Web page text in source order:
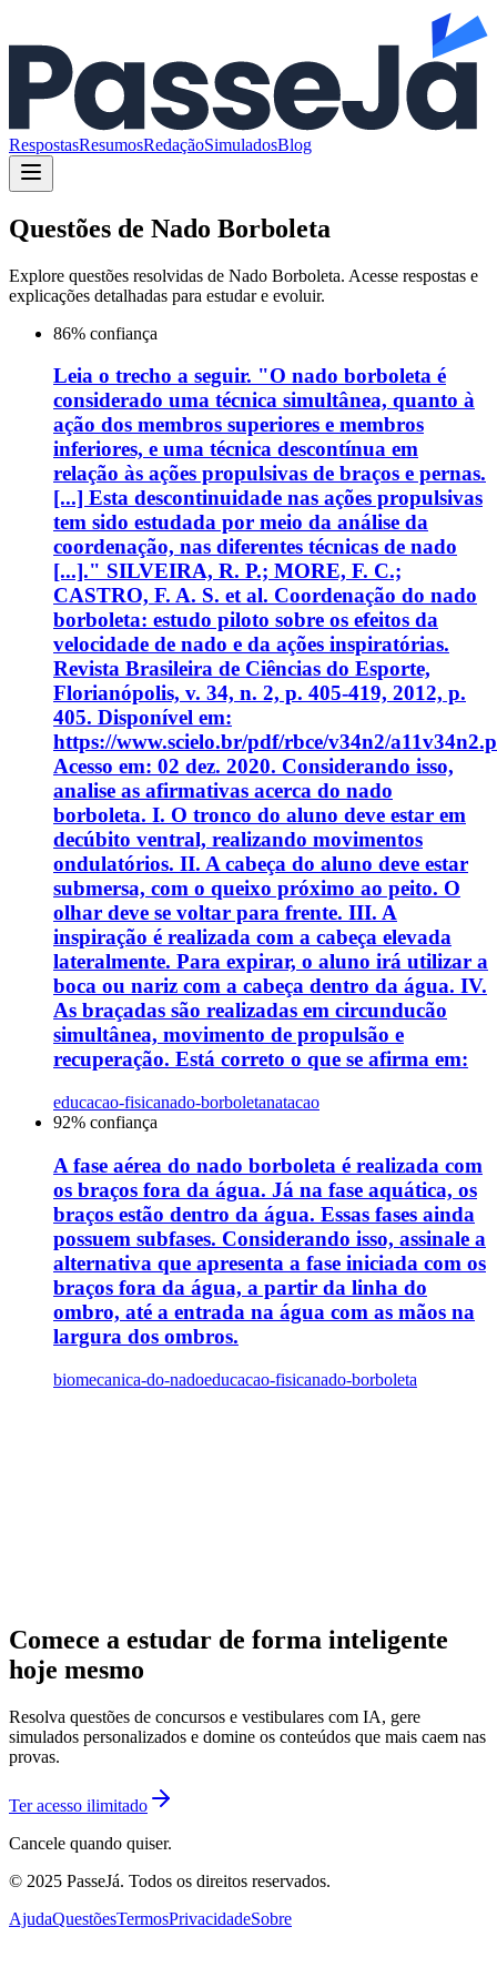
RespostasResumosRedaçãoSimuladosBlog
Questões de Nado Borboleta
Explore questões resolvidas de Nado Borboleta. Acesse respostas e
explicações detalhadas para estudar e evoluir.
86% confiança
Leia o trecho a seguir. "O nado borboleta é
considerado uma técnica simultânea, quanto à
ação dos membros superiores e membros
inferiores, e uma técnica descontínua em
relação às ações propulsivas de braços e pernas.
[...] Esta descontinuidade nas ações propulsivas
tem sido estudada por meio da análise da
coordenação, nas diferentes técnicas de nado
[...]." SILVEIRA, R. P.; MORE, F. C.;
CASTRO, F. A. S. et al. Coordenação do nado
borboleta: estudo piloto sobre os efeitos da
velocidade de nado e da ações inspiratórias.
Revista Brasileira de Ciências do Esporte,
Florianópolis, v. 34, n. 2, p. 405-419, 2012, p.
405. Disponível em:
https://www.scielo.br/pdf/rbce/v34n2/
Acesso em: 02 dez. 2020. Considerando isso,
analise as afirmativas acerca do nado
borboleta. I. O tronco do aluno deve estar em
decúbito ventral, realizando movimentos
ondulatórios. II. A cabeça do aluno deve estar
submersa, com o queixo próximo ao peito. O
olhar deve se voltar para frente. III. A
inspiração é realizada com a cabeça elevada
lateralmente. Para expirar, o aluno irá utilizar a
boca ou nariz com a cabeça dentro da água. IV.
As braçadas são realizadas em circunducão
simultânea, movimento de propulsão e
recuperação. Está correto o que se afirma em:
educacao-fisicanado-borboletanatacao
92% confiança
A fase aérea do nado borboleta é realizada com
os braços fora da água. Já na fase aquática, os
braços estão dentro da água. Essas fases ainda
possuem subfases. Considerando isso, assinale a
alternativa que apresenta a fase iniciada com os
braços fora da água, a partir da linha do
ombro, até a entrada na água com as mãos na
largura dos ombros.
biomecanica-do-nadoeducacao-fisicanado-borboleta
Comece a estudar de forma inteligente
hoje mesmo
Resolva questões de concursos e vestibulares com IA, gere
simulados personalizados e domine os conteúdos que mais caem nas
provas.
Ter acesso ilimitado
Cancele quando quiser.
© 2025 PasseJá. Todos os direitos reservados.
AjudaQuestõesTermosPrivacidadeSobre